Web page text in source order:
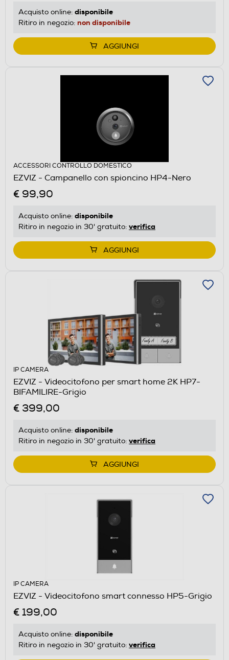
Acquisto online: disponibile
Ritiro in negozio: non disponibile
AGGIUNGI
ACCESSORI CONTROLLO DOMESTICO
EZVIZ - Campanello con spioncino HP4-Nero
€ 99,90
Acquisto online: disponibile
Ritiro in negozio in 30' gratuito: verifica
AGGIUNGI
IP CAMERA
EZVIZ - Videocitofono per smart home 2K HP7-
BIFAMILIRE-Grigio
€ 399,00
Acquisto online: disponibile
Ritiro in negozio in 30' gratuito: verifica
AGGIUNGI
IP CAMERA
EZVIZ - Videocitofono smart connesso HP5-Grigio
€ 199,00
Acquisto online: disponibile
Ritiro in negozio in 30' gratuito: verifica